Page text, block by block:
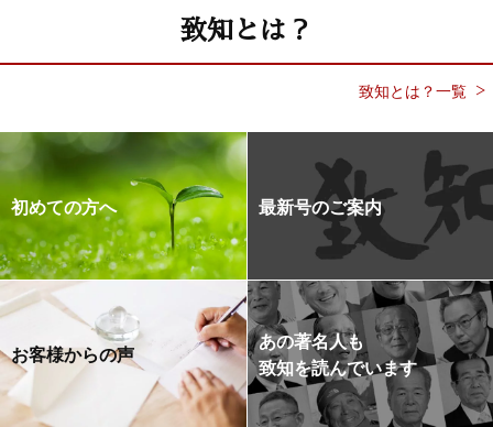
致知とは？
致知とは？一覧
初めての方へ 最新号のご案内
お客様からの声
あの著名人も
致知を読んでいます